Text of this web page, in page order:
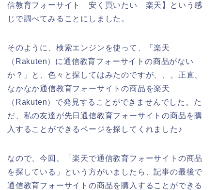
信教育フォーサイト 安く買いたい 楽天】という感
じで調べてみることにしました。
そのように、検索エンジンを使って、「楽天
（Rakuten）に通信教育フォーサイトの商品がない
か？」と、色々と探してはみたのですが、、。正直、
なかなか通信教育フォーサイトの商品を楽天
（Rakuten）で発見することができませんでした。た
だ、私の友達が先日通信教育フォーサイトの商品を購
入することができるページを探してくれました♪
なので、今回、「楽天で通信教育フォーサイトの商品
を探している」という方がいましたら、記事の最後で
通信教育フォーサイトの商品を購入することができる